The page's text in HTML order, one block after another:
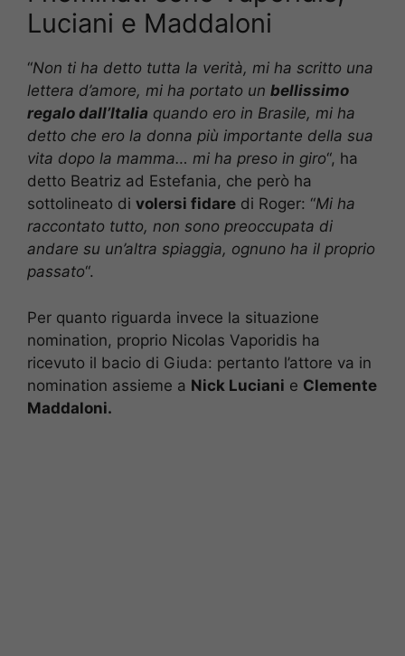
Luciani e Maddaloni
“Non ti ha detto tutta la verità, mi ha scritto una
lettera d’amore, mi ha portato un bellissimo
regalo dall’Italia quando ero in Brasile, mi ha
detto che ero la donna più importante della sua
vita dopo la mamma… mi ha preso in giro“, ha
detto Beatriz ad Estefania, che però ha
sottolineato di volersi fidare di Roger: “Mi ha
raccontato tutto, non sono preoccupata di
andare su un’altra spiaggia, ognuno ha il proprio
passato“.
Per quanto riguarda invece la situazione
nomination, proprio Nicolas Vaporidis ha
ricevuto il bacio di Giuda: pertanto l’attore va in
nomination assieme a Nick Luciani e Clemente
Maddaloni.